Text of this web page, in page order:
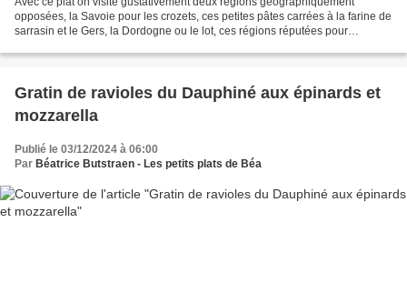
opposées, la Savoie pour les crozets, ces petites pâtes carrées à la farine de
sarrasin et le Gers, la Dordogne ou le lot, ces régions réputées pour
Gratin de ravioles du Dauphiné aux épinards et
mozzarella
Publié le 03/12/2024 à 06:00
Par Béatrice Butstraen - Les petits plats de Béa